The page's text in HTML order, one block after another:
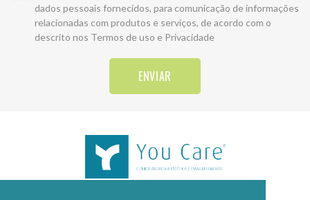
dados pessoais fornecidos, para comunicação de informações
relacionadas com produtos e serviços, de acordo com o
descrito nos Termos de uso e Privacidade
ENVIAR